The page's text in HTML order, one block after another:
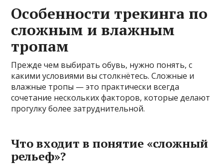
Особенности трекинга по
сложным и влажным
тропам
Прежде чем выбирать обувь, нужно понять, с
какими условиями вы столкнётесь. Сложные и
влажные тропы — это практически всегда
сочетание нескольких факторов, которые делают
прогулку более затруднительной.
Что входит в понятие «сложный
рельеф»?